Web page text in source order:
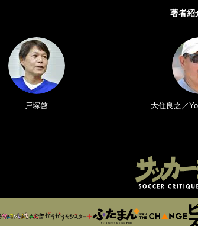
著者紹
戸塚啓 大住良之／